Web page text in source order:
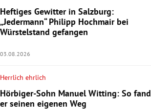
Heftiges Gewitter in Salzburg:
„Jedermann“ Philipp Hochmair bei
Würstelstand gefangen
03.08.2026
Herrlich ehrlich
Hörbiger-Sohn Manuel Witting: So fand
er seinen eigenen Weg